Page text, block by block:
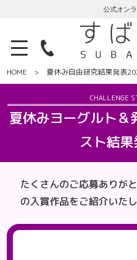
公式オン
HOME 夏休み自由研究結果発表
夏休みヨーグルト＆
スト結
たくさんのご応募ありが
の入賞作品をご紹介いたし